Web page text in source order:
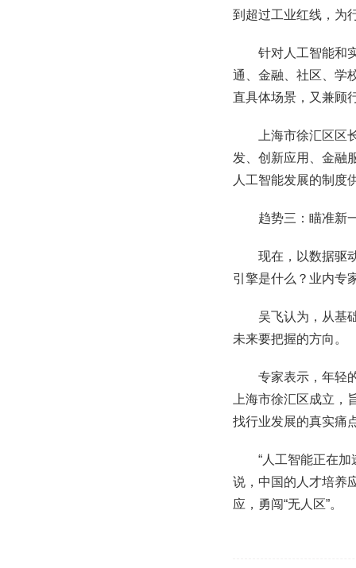
到超过工业红线，为
针对人工智能和
通、金融、社区、学
直具体场景，又兼顾
上海市徐汇区
发、创新应用、金融
人工智能发展的制度
趋势三：瞄准新
现在，以数据驱
引擎是什么？业内专
吴飞认为，从基
未来要把握的方向。
专家表示，年轻
上海市徐汇区成立
找行业发展的真实痛
“人工智能正在
说，中国的人才培养
应，勇闯“无人区”。